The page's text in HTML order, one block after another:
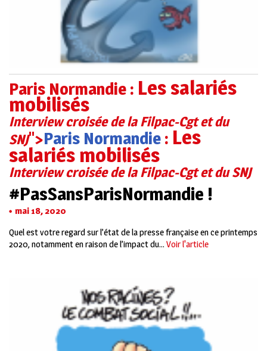
Paris Normandie : Les salariés
mobilisés
Interview croisée de la Filpac-Cgt et du
SNJ">Paris Normandie : Les
salariés mobilisés
Interview croisée de la Filpac-Cgt et du SNJ
#PasSansParisNormandie !
mai 18, 2020
Quel est votre regard sur l’état de la presse française en ce printemps
2020, notamment en raison de l’impact du... Voir l'article